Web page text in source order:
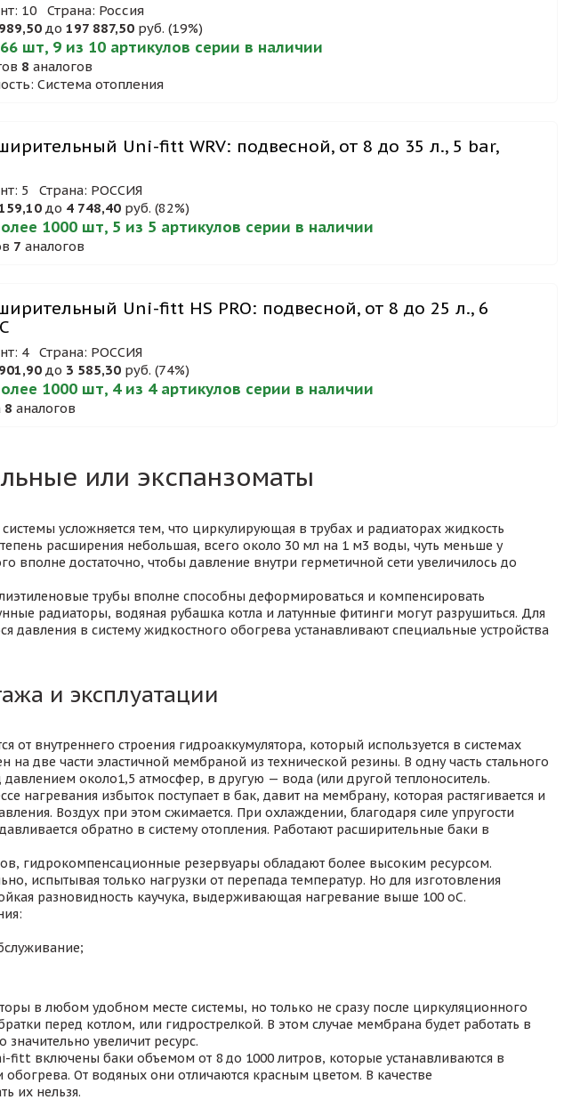
10
Страна: Россия
до197 887,50 руб. (19%)
шт, 9 из 10 артикулов серии в наличии
8 аналогов
Система отопления
Uni-fitt WRV: подвесной, от 8 до 35 л., 5 bar,
5
Страна: РОССИЯ
до 4 748,40 руб. (82%)
1000 шт, 5 из 5 артикулов серии в наличии
7 аналогов
Uni-fitt HS PRO: подвесной, от 8 до 25 л., 6
4 Страна: РОССИЯ
до 3 585,30 руб. (74%)
1000 шт, 4 из 4 артикулов серии в наличии
8 аналогов
или экспанзоматы
усложняется тем, что циркулирующая в трубах и радиаторах жидкость
расширения небольшая, всего около 30 мл на 1 м3 воды, чуть меньше у
вполне достаточно, чтобы давление внутри герметичной сети увеличилось до
трубы вполне способны деформироваться и компенсировать
радиаторы, водяная рубашка котла и латунные фитинги могут разрушиться. Для
давления в систему жидкостного обогрева устанавливают специальные устройства
и эксплуатации
от внутреннего строения гидроаккумулятора, который используется в системах
на две части эластичной мембраной из технической резины. В одну часть стального
давлением около1,5 атмосфер, в другую — вода (или другой теплоноситель.
нагревания избыток поступает в бак, давит на мембрану, которая растягивается и
Воздух при этом сжимается. При охлаждении, благодаря силе упругости
обратно в систему отопления. Работают расширительные баки в
гидрокомпенсационные резервуары обладают более высоким ресурсом.
испытывая только нагрузки от перепада температур. Но для изготовления
разновидность каучука, выдерживающая нагревание выше 100 оС.
в любом удобном месте системы, но только не сразу после циркуляционного
перед котлом, или гидрострелкой. В этом случае мембрана будет работать в
увеличит ресурс.
fitt включены баки объемом от 8 до 1000 литров, которые устанавливаются в
От водяных они отличаются красным цветом. В качестве
их нельзя.